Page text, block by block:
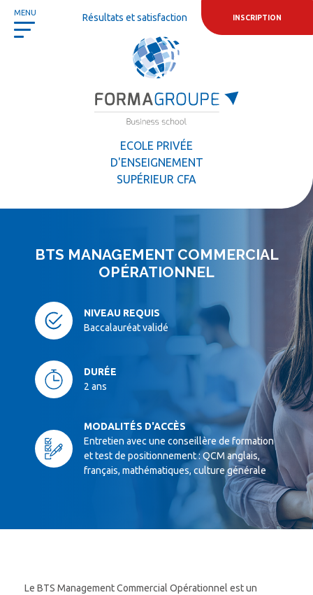
MENU Résultats et satisfaction INSCRIPTION
ECOLE PRIVÉE
D'ENSEIGNEMENT
SUPÉRIEUR CFA
BTS MANAGEMENT COMMERCIAL
OPÉRATIONNEL
NIVEAU REQUIS
Baccalauréat validé
DURÉE
2 ans
MODALITÉS D'ACCÈS
Entretien avec une conseillère de formation
et test de positionnement : QCM anglais,
français, mathématiques, culture générale
Le BTS Management Commercial Opérationnel est un